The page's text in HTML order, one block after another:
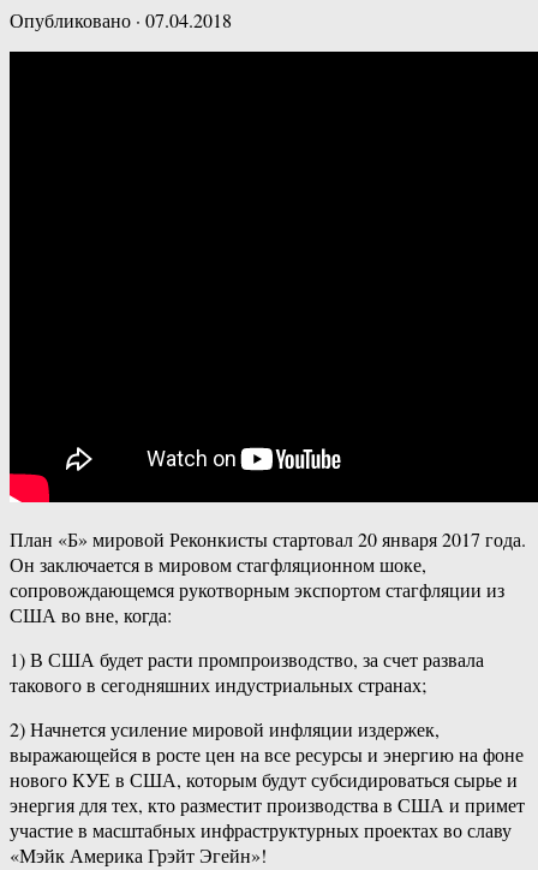
Опубликовано · 07.04.2018
План «Б» мировой Реконкисты стартовал 20 января 2017 года.
Он заключается в мировом стагфляционном шоке,
сопровождающемся рукотворным экспортом стагфляции из
США во вне, когда:
1) В США будет расти промпроизводство, за счет развала
такового в сегодняшних индустриальных странах;
2) Начнется усиление мировой инфляции издержек,
выражающейся в росте цен на все ресурсы и энергию на фоне
нового КУЕ в США, которым будут субсидироваться сырье и
энергия для тех, кто разместит производства в США и примет
участие в масштабных инфраструктурных проектах во славу
«Мэйк Америка Грэйт Эгейн»!